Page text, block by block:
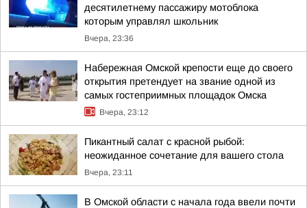
десятилетнему пассажиру мотоблока
которым управлял школьник
Вчера, 23:36
Набережная Омской крепости еще до своего
открытия претендует на звание одной из
самых гостеприимных площадок Омска
Вчера, 23:12
Пикантный салат с красной рыбой:
неожиданное сочетание для вашего стола
Вчера, 23:11
В Омской области с начала года ввели почти